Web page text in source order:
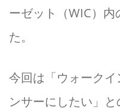
ーゼット（WIC）
た。
今回は「ウォーク
ンサーにしたい」